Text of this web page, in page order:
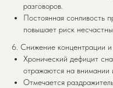
разговоров.
Постоянная сонливость
повышает риск
6. Снижение концентрации
Хронический дефицит
отражаются на внимании
Отмечается